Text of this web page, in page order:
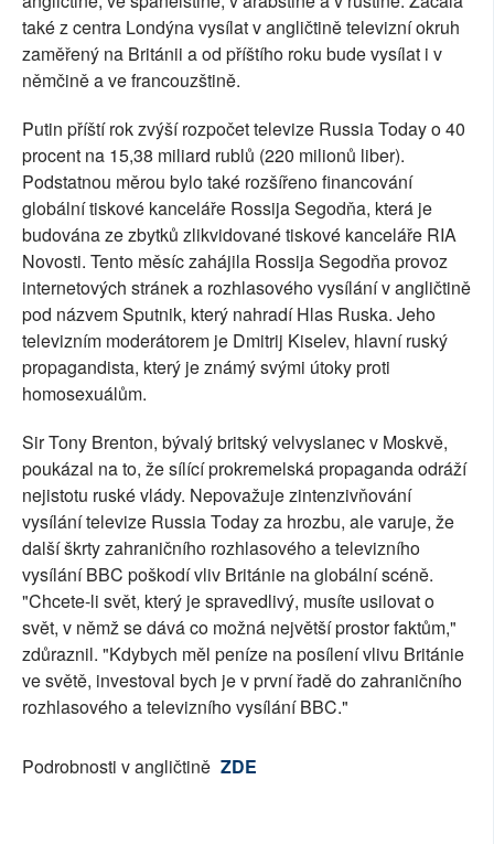
také z centra Londýna vysílat v angličtině televizní okruh
zaměřený na Británii a od příštího roku bude vysílat i v
němčině a ve francouzštině.
Putin příští rok zvýší rozpočet televize Russia Today o 40
procent na 15,38 miliard rublů (220 milionů liber).
Podstatnou měrou bylo také rozšířeno financování
globální tiskové kanceláře Rossija Segodňa, která je
budována ze zbytků zlikvidované tiskové kanceláře RIA
Novosti. Tento měsíc zahájila Rossija Segodňa provoz
internetových stránek a rozhlasového vysílání v angličtině
pod názvem Sputnik, který nahradí Hlas Ruska. Jeho
televizním moderátorem je Dmitrij Kiselev, hlavní ruský
propagandista, který je známý svými útoky proti
homosexuálům.
Sir Tony Brenton, bývalý britský velvyslanec v Moskvě,
poukázal na to, že sílící prokremelská propaganda odráží
nejistotu ruské vlády. Nepovažuje zintenzivňování
vysílání televize Russia Today za hrozbu, ale varuje, že
další škrty zahraničního rozhlasového a televizního
vysílání BBC poškodí vliv Británie na globální scéně.
"Chcete-li svět, který je spravedlivý, musíte usilovat o
svět, v němž se dává co možná největší prostor faktům,"
zdůraznil. "Kdybych měl peníze na posílení vlivu Británie
ve světě, investoval bych je v první řadě do zahraničního
rozhlasového a televizního vysílání BBC."
Podrobnosti v angličtině ZDE